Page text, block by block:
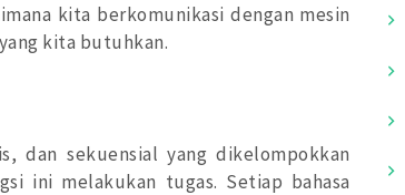
kita berkomunikasi dengan mesin
kita butuhkan.
dan sekuensial yang dikelompokkan
ini melakukan tugas. Setiap bahasa